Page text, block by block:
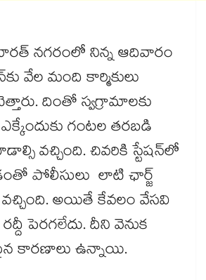
నగరంలో నిన్న ఆదివారం
వేల మంది కార్మికులు
దింతో స్వగ్రామాలకు
గంటల తరబడి
వచ్చింది. చివరికి స్టేషన్‌లో
పోలీసులు లాటి ఛార్జ్
అయితే కేవలం వేసవి
పెరగలేదు. దీని వెనుక
కారణాలు ఉన్నాయి.